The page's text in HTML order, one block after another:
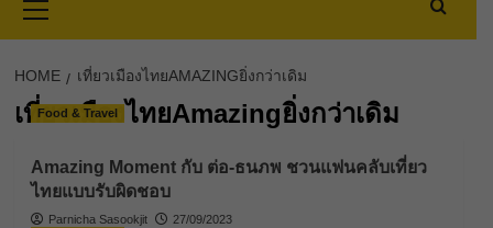
Menu
HOME เที่ยวเมืองไทยAMAZINGยิ่งกว่าเดิม
เที่ยวเมืองไทยAmazingยิ่งกว่าเดิม
Food & Travel
Amazing Moment กับ ต่อ-ธนภพ ชวนแฟนคลับเที่ยว
ไทยแบบรับผิดชอบ
Parnicha Sasookjit
27/09/2023